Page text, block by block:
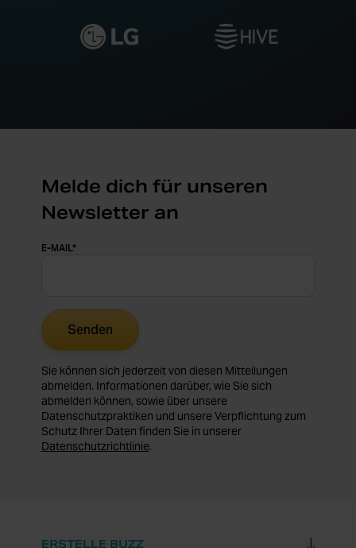
Melde dich für unseren
Newsletter an
E-MAIL*
Sie können sich jederzeit von diesen Mitteilungen
abmelden. Informationen darüber, wie Sie sich
abmelden können, sowie über unsere
Datenschutzpraktiken und unsere Verpflichtung zum
Schutz Ihrer Daten finden Sie in unserer
Datenschutzrichtlinie.
ERSTELLE BUZZ